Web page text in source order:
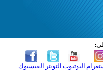
الفيسبوك التويتر اليوتيوب